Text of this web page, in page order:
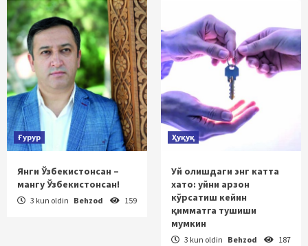
Ғурур
Янги Ўзбекистонсан –
мангу Ўзбекистонсан!
3 kun oldin Behzod 159
Ҳуқуқ
Уй олишдаги энг катта
хато: уйни арзон
кўрсатиш кейин
қимматга тушиши
мумкин
3 kun oldin Behzod 187